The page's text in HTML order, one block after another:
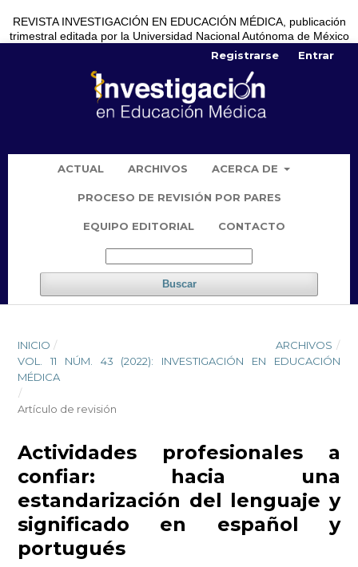
REVISTA INVESTIGACIÓN EN EDUCACIÓN MÉDICA, publicación
trimestral editada por la Universidad Nacional Autónoma de México
ACTUAL ARCHIVOS ACERCA DE
PROCESO DE REVISIÓN POR PARES
EQUIPO EDITORIAL CONTACTO
Buscar
Registrarse Entrar
INICIO / ARCHIVOS /
VOL. 11 NÚM. 43 (2022): INVESTIGACIÓN EN EDUCACIÓN
MÉDICA
/
Artículo de revisión
Actividades profesionales a
confiar: hacia una
estandarización del lenguaje y
significado en español y
portugués